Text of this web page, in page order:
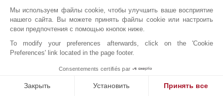
Опьо
3 650 000 EUR
Мы используем файлы cookie, чтобы улучшить ваше восприятие
нашего сайта. Вы можете принять файлы cookie или настроить
свои предпочтения с помощью кнопок ниже.
To modify your preferences afterwards, click on the 'Cookie
Preferences' link located in the page footer.
Consentements certifiés par
Закрыть Установить Принять все